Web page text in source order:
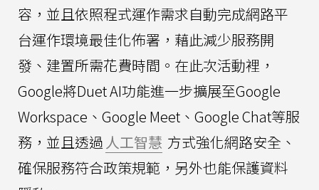
容，並且依照程式運作需求自動完成網路平
台運作環境最佳化佈署，藉此減少服務開
發、建置所需花費時間。在此次活動裡，
Google將Duet AI功能進一步擴展至Google
Workspace、Google Meet、Google Chat等服
務，並且透過 人工智慧 方式強化網路安全、
確保服務符合政策規範，另外也能保護資料